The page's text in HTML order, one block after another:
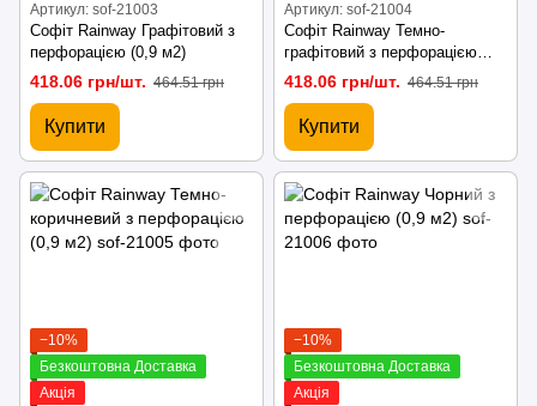
Артикул: sof-21003
Софіт Rainway Графітовий з
перфорацією (0,9 м2)
418.06 грн/шт. 464.51 грн
Купити
Артикул: sof-21004
Софіт Rainway Темно-
графітовий з перфорацією
(0,9 м2)
418.06 грн/шт. 464.51 грн
Купити
−10%
Безкоштовна Доставка
Акція
−10%
Безкоштовна Доставка
Акція